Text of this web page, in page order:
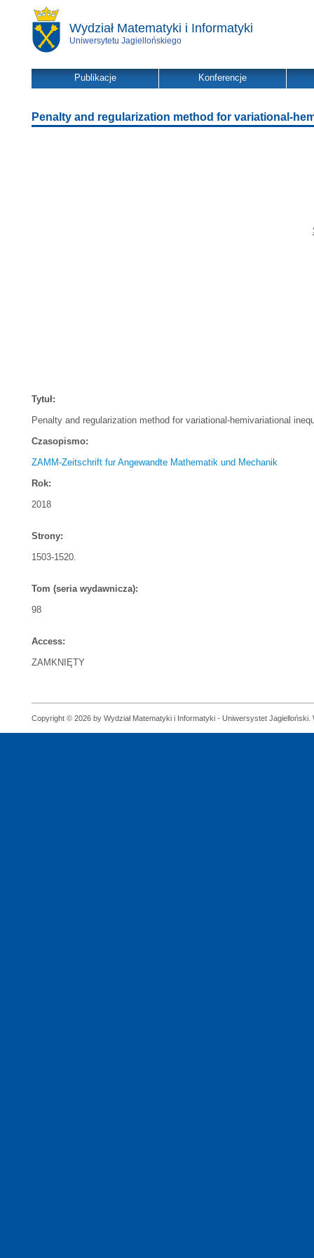
Wydział Matematyki i Informatyki
Uniwersytetu Jagiellońskiego
Publikacje Konferencje
Penalty and regularization method for variational-
Tytuł:
Penalty and regularization method for variational-hemivariational
Czasopismo:
ZAMM-Zeitschrift fur Angewandte Mathematik und Mechanik
Rok:
2018
Strony:
1503-1520.
Tom (seria wydawnicza):
98
Access:
ZAMKNIĘTY
Copyright © 2026 by Wydział Matematyki i Informatyki - Uniwersystet